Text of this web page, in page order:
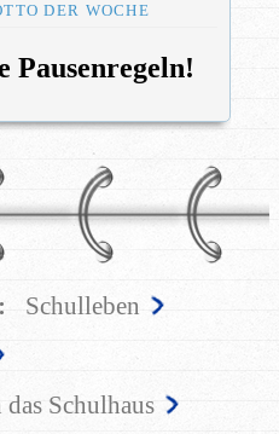
DER WOCHE
Pausenregeln!
Schulleben
Schulhaus